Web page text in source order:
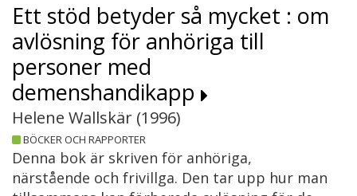
Ett stöd betyder så mycket : om
avlösning för anhöriga till
personer med
demenshandikapp
Helene Wallskär (1996)
BÖCKER OCH RAPPORTER
Denna bok är skriven för anhöriga,
närstående och frivillga. Den tar upp hur man